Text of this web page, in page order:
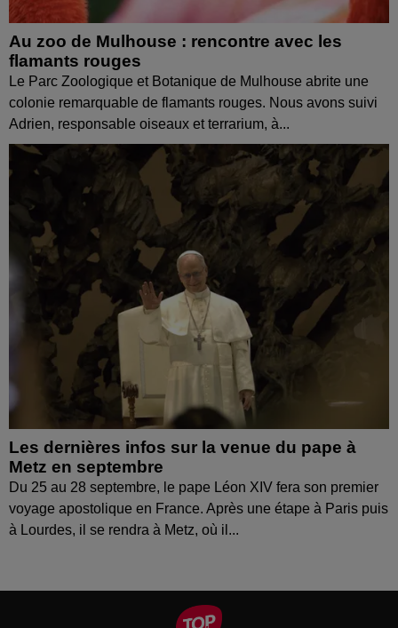
Au zoo de Mulhouse : rencontre avec les
flamants rouges
Le Parc Zoologique et Botanique de Mulhouse abrite une
colonie remarquable de flamants rouges. Nous avons suivi
Adrien, responsable oiseaux et terrarium, à...
Les dernières infos sur la venue du pape à
Metz en septembre
Du 25 au 28 septembre, le pape Léon XIV fera son premier
voyage apostolique en France. Après une étape à Paris puis
à Lourdes, il se rendra à Metz, où il...